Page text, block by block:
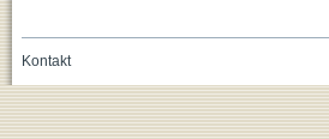
Kontakt